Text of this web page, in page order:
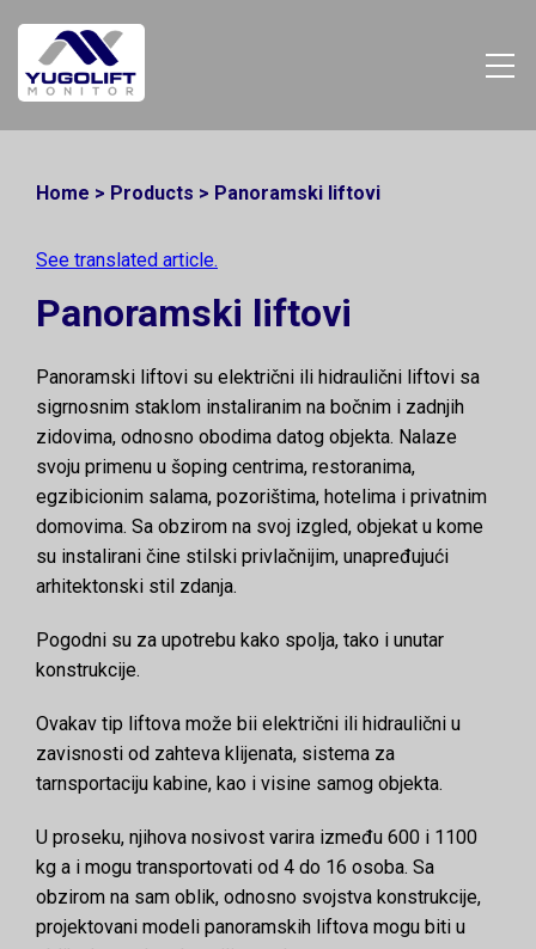
Home > Products > Panoramski liftovi
See translated article.
Panoramski liftovi
Panoramski liftovi su električni ili hidraulični liftovi sa
sigrnosnim staklom instaliranim na bočnim i zadnjih
zidovima, odnosno obodima datog objekta. Nalaze
svoju primenu u šoping centrima, restoranima,
egzibicionim salama, pozorištima, hotelima i privatnim
domovima. Sa obzirom na svoj izgled, objekat u kome
su instalirani čine stilski privlačnijim, unapređujući
arhitektonski stil zdanja.
Pogodni su za upotrebu kako spolja, tako i unutar
konstrukcije.
Ovakav tip liftova može bii električni ili hidraulični u
zavisnosti od zahteva klijenata, sistema za
tarnsportaciju kabine, kao i visine samog objekta.
U proseku, njihova nosivost varira između 600 i 1100
kg a i mogu transportovati od 4 do 16 osoba. Sa
obzirom na sam oblik, odnosno svojstva konstrukcije,
projektovani modeli panoramskih liftova mogu biti u